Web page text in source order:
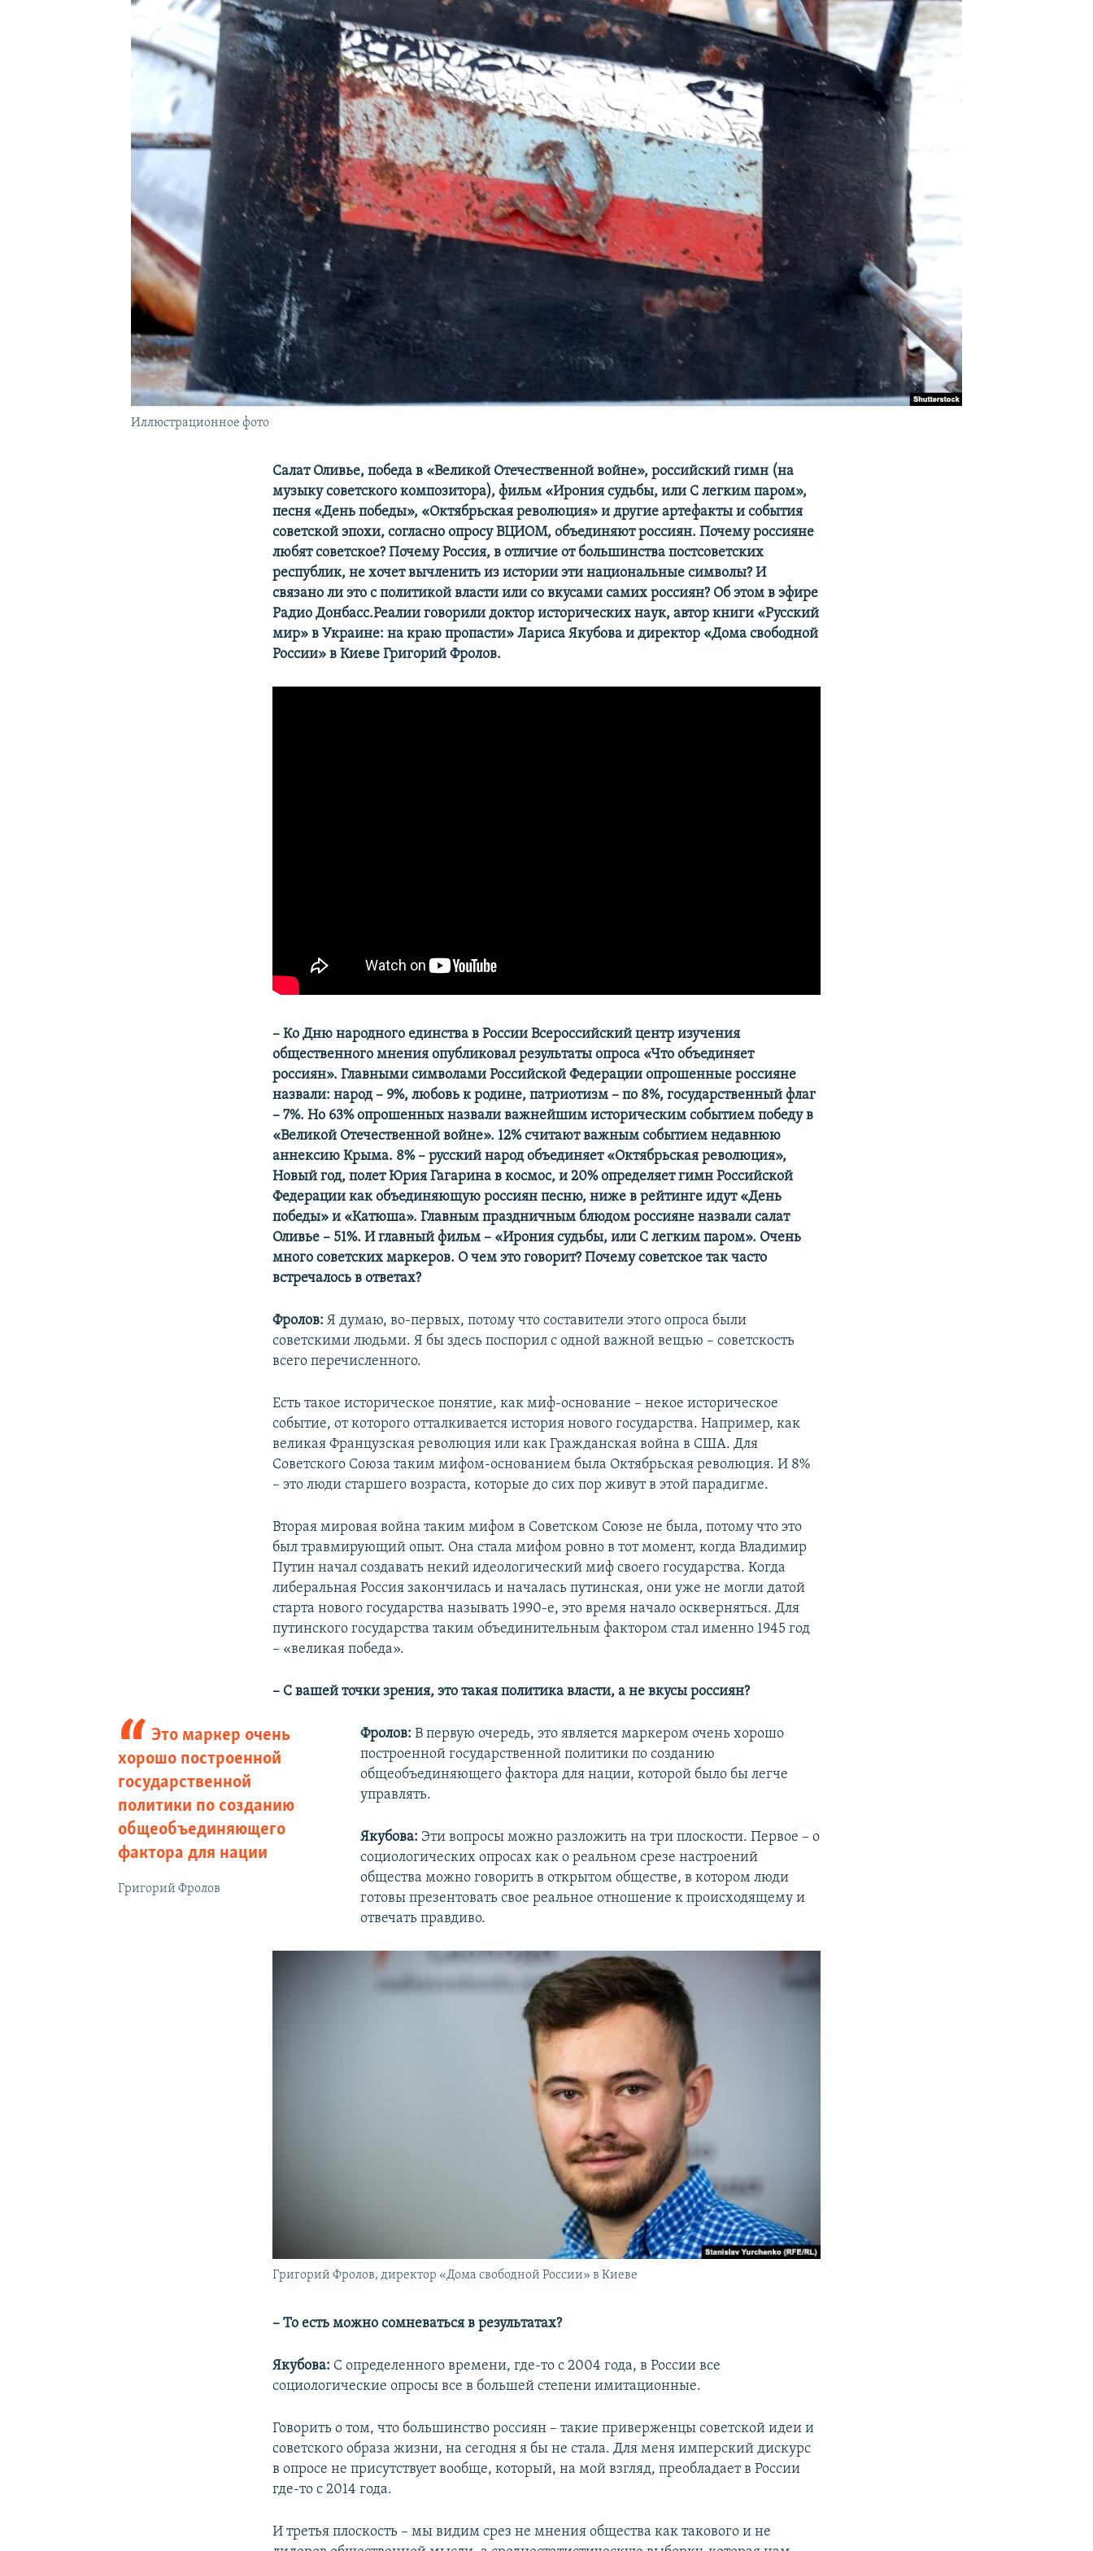
УКРАИНСКАЯ ПРОБЛЕМА КРЫМА
Иллюстрационное фото
Салат Оливье, победа в «Великой Отечественной войне», российский гимн (на
музыку советского композитора), фильм «Ирония судьбы, или С легким паром»,
песня «День победы», «Октябрьская революция» и другие артефакты и события
советской эпохи, согласно опросу ВЦИОМ, объединяют россиян. Почему россияне
любят советское? Почему Россия, в отличие от большинства постсоветских
республик, не хочет вычленить из истории эти национальные символы? И
связано ли это с политикой власти или со вкусами самих россиян? Об этом в эфире
Радио Донбасс.Реалии говорили доктор исторических наук, автор книги «Русский
мир» в Украине: на краю пропасти» Лариса Якубова и директор «Дома свободной
России» в Киеве Григорий Фролов.
– Ко Дню народного единства в России Всероссийский центр изучения
общественного мнения опубликовал результаты опроса «Что объединяет
россиян». Главными символами Российской Федерации опрошенные россияне
назвали: народ – 9%, любовь к родине, патриотизм – по 8%, государственный флаг
– 7%. Но 63% опрошенных назвали важнейшим историческим событием победу в
«Великой Отечественной войне». 12% считают важным событием недавнюю
аннексию Крыма. 8% – русский народ объединяет «Октябрьская революция»,
Новый год, полет Юрия Гагарина в космос, и 20% определяет гимн Российской
Федерации как объединяющую россиян песню, ниже в рейтинге идут «День
победы» и «Катюша». Главным праздничным блюдом россияне назвали салат
Оливье – 51%. И главный фильм – «Ирония судьбы, или С легким паром». Очень
много советских маркеров. О чем это говорит? Почему советское так часто
встречалось в ответах?
Фролов: Я думаю, во-первых, потому что составители этого опроса были
советскими людьми. Я бы здесь поспорил с одной важной вещью – советскость
всего перечисленного.
Есть такое историческое понятие, как миф-основание – некое историческое
событие, от которого отталкивается история нового государства. Например, как
великая Французская революция или как Гражданская война в США. Для
Советского Союза таким мифом-основанием была Октябрьская революция. И 8%
– это люди старшего возраста, которые до сих пор живут в этой парадигме.
Вторая мировая война таким мифом в Советском Союзе не была, потому что это
был травмирующий опыт. Она стала мифом ровно в тот момент, когда Владимир
Путин начал создавать некий идеологический миф своего государства. Когда
либеральная Россия закончилась и началась путинская, они уже не могли датой
старта нового государства называть 1990-е, это время начало оскверняться. Для
путинского государства таким объединительным фактором стал именно 1945 год
– «великая победа».
– С вашей точки зрения, это такая политика власти, а не вкусы россиян?
Это маркер очень
хорошо построенной
государственной
политики по созданию
общеобъединяющего
фактора для нации
Григорий Фролов
Фролов: В первую очередь, это является маркером очень хорошо
построенной государственной политики по созданию
общеобъединяющего фактора для нации, которой было бы легче
управлять.
Якубова: Эти вопросы можно разложить на три плоскости. Первое – о
социологических опросах как о реальном срезе настроений
общества можно говорить в открытом обществе, в котором люди
готовы презентовать свое реальное отношение к происходящему и
отвечать правдиво.
Григорий Фролов, директор «Дома свободной России» в Киеве
– То есть можно сомневаться в результатах?
Якубова: С определенного времени, где-то с 2004 года, в России все
социологические опросы все в большей степени имитационные.
Говорить о том, что большинство россиян – такие приверженцы советской идеи и
советского образа жизни, на сегодня я бы не стала. Для меня имперский дискурс
в опросе не присутствует вообще, который, на мой взгляд, преобладает в России
где-то с 2014 года.
И третья плоскость – мы видим срез не мнения общества как такового и не